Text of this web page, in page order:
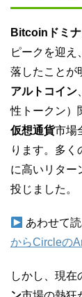
Bitcoinドミ
ピークを迎
落したことが
アルトコイン
性トークン）
仮想通貨市場
ります。多く
に高いリター
投じました。
あわせて読
からCircleの
しかし、現在